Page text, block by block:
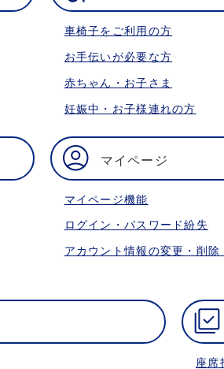
車椅子をご利用の方
お手伝いが必要な方
赤ちゃん・お子さま
妊娠中・お子様連れの方
マイページ
マイページ機能
ログイン・パスワード紛失
アカウント情報の変更・削除
座席